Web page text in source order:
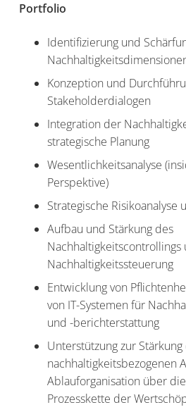
Portfolio
Identifizierung und
Konzeption und
Stakeholderdialogen
Integration der
strategische Planung
Wesentlichkeitsanalyse
Perspektive)
Strategische Risikoanalyse
Aufbau und Stärkung des
Nachhaltigkeitscontrollings
Nachhaltigkeitssteuerung
Entwicklung von
von IT-Systemen für
und -berichterstattung
Unterstützung zur
nachhaltigkeitsbezogenen
Ablauforganisation über
Prozesskette der